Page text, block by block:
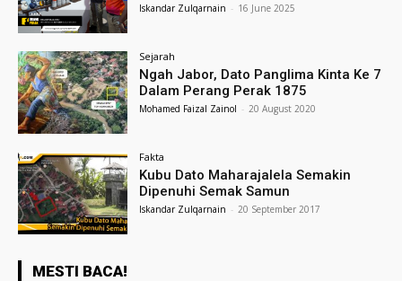
Iskandar Zulqarnain - 16 June 2025
Sejarah
Ngah Jabor, Dato Panglima Kinta Ke 7
Dalam Perang Perak 1875
Mohamed Faizal Zainol - 20 August 2020
Fakta
Kubu Dato Maharajalela Semakin
Dipenuhi Semak Samun
Iskandar Zulqarnain - 20 September 2017
MESTI BACA!